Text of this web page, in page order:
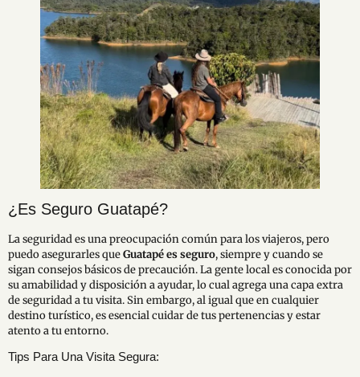
¿Es Seguro Guatapé?
La seguridad es una preocupación común para los viajeros, pero
puedo asegurarles queGuatapé es seguro, siempre y cuando se
sigan consejos básicos de precaución. La gente local es conocida por
su amabilidad y disposición a ayudar, lo cual agrega una capa extra
de seguridad a tu visita. Sin embargo, al igual que en cualquier
destino turístico, es esencial cuidar de tus pertenencias y estar
atento a tu entorno.
Tips Para Una Visita Segura: